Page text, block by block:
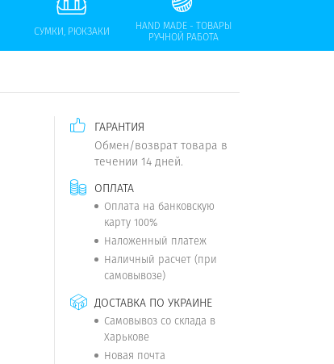
СУМКИ, РЮКЗАКИ
HAND MADE - ТОВАРЫ
РУЧНОЙ РАБОТА
ГАРАНТИЯ
Обмен/возврат товара в
течении 14 дней.
ОПЛАТА
Оплата на банковскую
карту 100%
Наложенный платеж
Наличный расчет (при
самовывозе)
ДОСТАВКА ПО УКРАИНЕ
Самовывоз со склада в
Харькове
Новая почта